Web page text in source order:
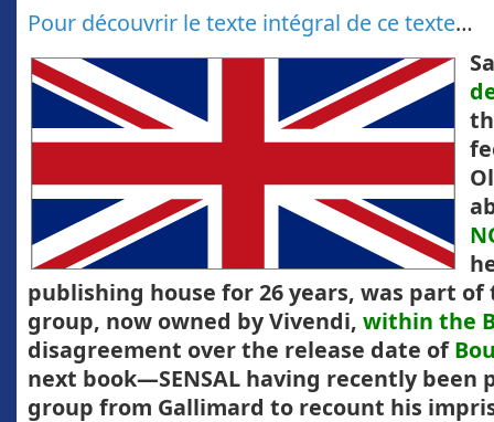
Pour découvrir le texte intégral de ce texte…
publishing house for 26 years, was part
group, now owned by Vivendi, within the
disagreement over the release date of
next book—SENSAL having recently been
group from Gallimard to recount his